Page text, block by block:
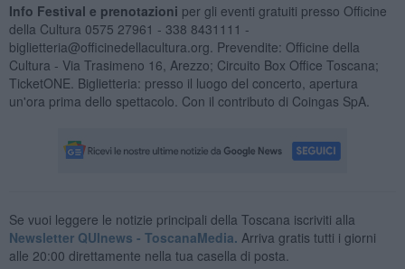
Info Festival e prenotazioni per gli eventi gratuiti presso Officine
della Cultura 0575 27961 - 338 8431111 -
biglietteria@officinedellacultura.org. Prevendite: Officine della
Cultura - Via Trasimeno 16, Arezzo; Circuito Box Office Toscana;
TicketONE. Biglietteria: presso il luogo del concerto, apertura
un'ora prima dello spettacolo. Con il contributo di Coingas SpA.
Se vuoi leggere le notizie principali della Toscana iscriviti alla
Newsletter QUInews - ToscanaMedia. Arriva gratis tutti i giorni
alle 20:00 direttamente nella tua casella di posta.